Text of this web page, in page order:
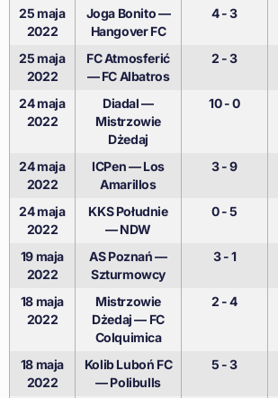
25 maja
2022
Joga Bonito —
Hangover FC
4 - 3
25 maja
2022
FC Atmosferić
— FC Albatros
2 - 3
24 maja
2022
Diadal —
Mistrzowie
Dżedaj
10 - 0
24 maja
2022
ICPen — Los
Amarillos
3 - 9
24 maja
2022
KKS Południe
— NDW
0 - 5
19 maja
2022
AS Poznań —
Szturmowcy
3 - 1
18 maja
2022
Mistrzowie
Dżedaj — FC
Colquimica
2 - 4
18 maja
2022
Kolib Luboń FC
— Polibulls
5 - 3